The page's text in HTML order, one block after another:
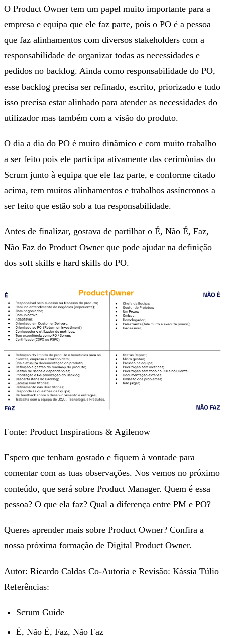
O Product Owner tem um papel muito importante para a
empresa e equipa que ele faz parte, pois o PO é a pessoa
que faz alinhamentos com diversos stakeholders com a
responsabilidade de organizar todas as necessidades e
pedidos no backlog. Ainda como responsabilidade do PO,
esse backlog precisa ser refinado, escrito, priorizado e tudo
isso precisa estar alinhado para atender as necessidades do
utilizador mas também com a visão do produto.
O dia a dia do PO é muito dinâmico e com muito trabalho
a ser feito pois ele participa ativamente das cerimònias do
Scrum junto à equipa que ele faz parte, e conforme citado
acima, tem muitos alinhamentos e trabalhos assíncronos a
ser feito que estão sob a tua responsabilidade.
Antes de finalizar, gostava de partilhar o É, Não É, Faz,
Não Faz do Product Owner que pode ajudar na definição
dos soft skills e hard skills do PO.
Fonte: Product Inspirations & Agilenow
Espero que tenham gostado e fiquem à vontade para
comentar com as tuas observações. Nos vemos no próximo
conteúdo, que será sobre Product Manager. Quem é essa
pessoa? O que ela faz? Qual a diferença entre PM e PO?
Queres aprender mais sobre Product Owner? Confira a
nossa próxima formação de Digital Product Owner.
Autor: Ricardo Caldas Co-Autoria e Revisão: Kássia Túlio
Referências:
Scrum Guide
É, Não É, Faz, Não Faz